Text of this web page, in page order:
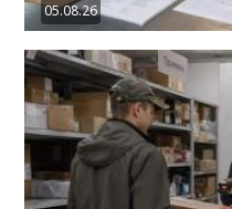
05.08.26